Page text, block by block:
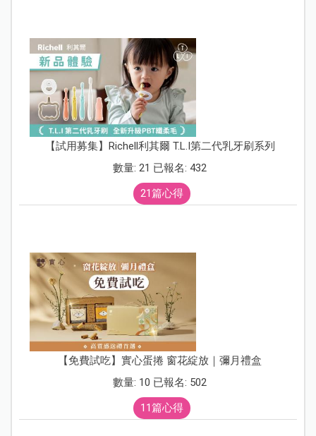
【試用募集】Richell利其爾 T.L.I第二代乳牙刷系列
數量: 21 已報名: 432
21篇心得
【免費試吃】實心蛋捲 窗花綻放｜彌月禮盒
數量: 10 已報名: 502
11篇心得